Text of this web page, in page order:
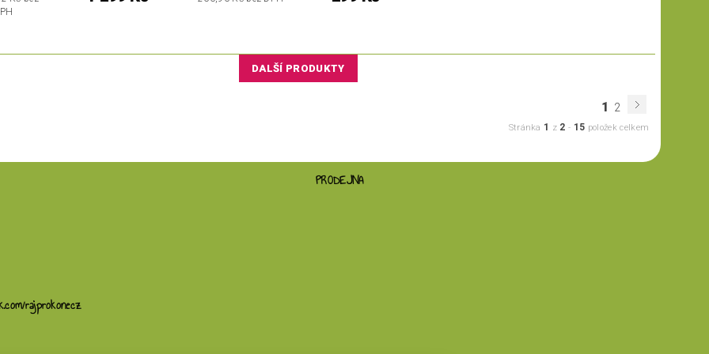
DALŠÍ PRODUKTY
1 2
Stránka 1 z 2 - 15 položek celkem
rajprokonecz
PRODEJNA